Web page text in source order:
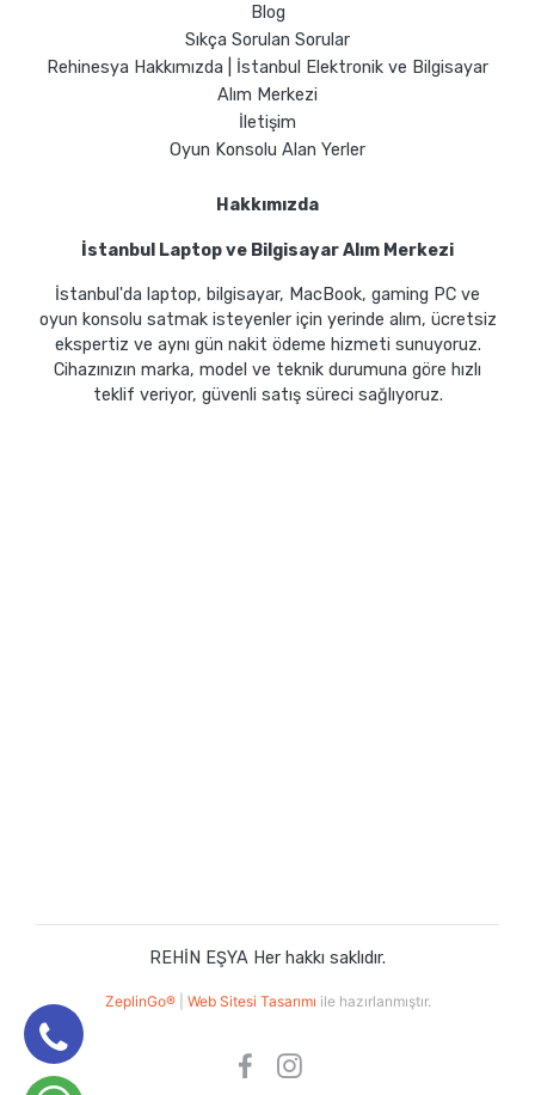
Blog
Sıkça Sorulan Sorular
Rehinesya Hakkımızda | İstanbul Elektronik ve Bilgisayar
Alım Merkezi
İletişim
Oyun Konsolu Alan Yerler
Hakkımızda
İstanbul Laptop ve Bilgisayar Alım Merkezi
İstanbul'da laptop, bilgisayar, MacBook, gaming PC ve
oyun konsolu satmak isteyenler için yerinde alım, ücretsiz
ekspertiz ve aynı gün nakit ödeme hizmeti sunuyoruz.
Cihazınızın marka, model ve teknik durumuna göre hızlı
teklif veriyor, güvenli satış süreci sağlıyoruz.
REHİN EŞYA Her hakkı saklıdır.
ZeplinGo® Web Sitesi Tasarımı ile hazırlanmıştır.